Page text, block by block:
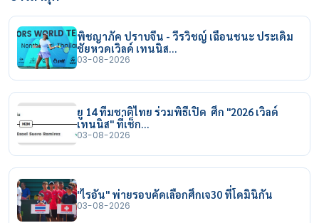
พิชญาภัค ปราบจีน - วีรวิชญ์ เฉือนชนะ ประเดิม
ชัยหวดเวิลด์ เทนนิส…
03-08-2026
ยู 14 ทีมชาติไทย ร่วมพิธีเปิด ศึก "2026 เวิลด์
เทนนิส" ที่เช็ก…
03-08-2026
"ไรอัน" พ่ายรอบคัดเลือกศึกเจ30 ที่โดมินิกัน
03-08-2026